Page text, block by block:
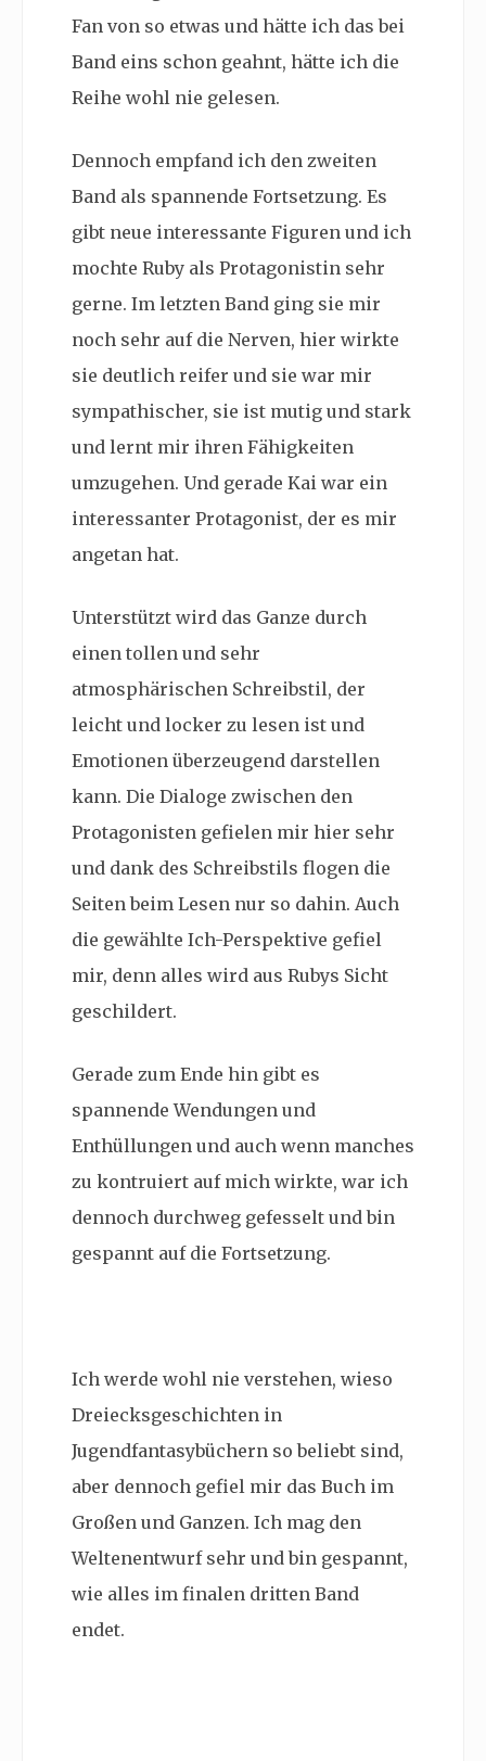
Fan von so etwas und hätte ich das bei
Band eins schon geahnt, hätte ich die
Reihe wohl nie gelesen.
Dennoch empfand ich den zweiten
Band als spannende Fortsetzung. Es
gibt neue interessante Figuren und ich
mochte Ruby als Protagonistin sehr
gerne. Im letzten Band ging sie mir
noch sehr auf die Nerven, hier wirkte
sie deutlich reifer und sie war mir
sympathischer, sie ist mutig und stark
und lernt mir ihren Fähigkeiten
umzugehen. Und gerade Kai war ein
interessanter Protagonist, der es mir
angetan hat.
Unterstützt wird das Ganze durch
einen tollen und sehr
atmosphärischen Schreibstil, der
leicht und locker zu lesen ist und
Emotionen überzeugend darstellen
kann. Die Dialoge zwischen den
Protagonisten gefielen mir hier sehr
und dank des Schreibstils flogen die
Seiten beim Lesen nur so dahin. Auch
die gewählte Ich-Perspektive gefiel
mir, denn alles wird aus Rubys Sicht
geschildert.
Gerade zum Ende hin gibt es
spannende Wendungen und
Enthüllungen und auch wenn manches
zu kontruiert auf mich wirkte, war ich
dennoch durchweg gefesselt und bin
gespannt auf die Fortsetzung.
Ich werde wohl nie verstehen, wieso
Dreiecksgeschichten in
Jugendfantasybüchern so beliebt sind,
aber dennoch gefiel mir das Buch im
Großen und Ganzen. Ich mag den
Weltenentwurf sehr und bin gespannt,
wie alles im finalen dritten Band
endet.